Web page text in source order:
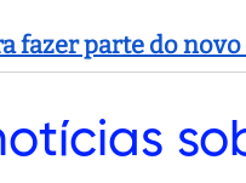
fazer parte do